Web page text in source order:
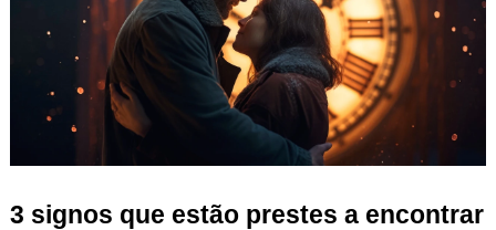
3 signos que estão prestes a encontrar